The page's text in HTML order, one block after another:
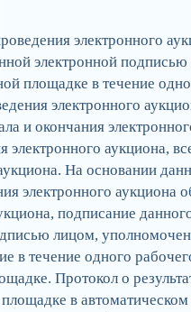
электронного
электронной
площадке в течение
электронного
и окончания
электронного аукциона,
На основании
электронного аукциона
подписание
лицом,
в течение одного
Протокол о
в